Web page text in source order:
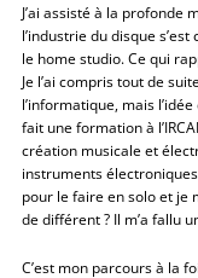
J’ai assisté à la profonde
l’industrie du disque
le home studio. Ce qui
Je l’ai compris tout de
l’informatique, mais
fait une formation à
création musicale et
instruments
pour le faire en solo et je
de différent ? Il m’a fallu
C’est mon parcours à la